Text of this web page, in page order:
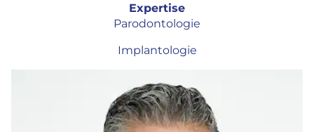
Expertise
Parodontologie
Implantologie